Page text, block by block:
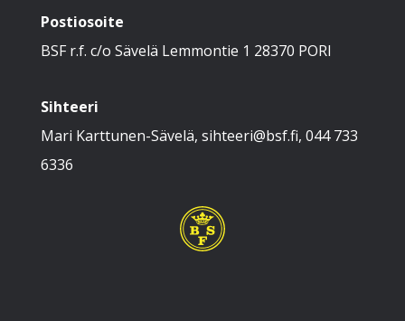
Postiosoite
BSF r.f. c/o Sävelä Lemmontie 1 28370 PORI
Sihteeri
Mari Karttunen-Sävelä, sihteeri@bsf.fi, 044 733
6336